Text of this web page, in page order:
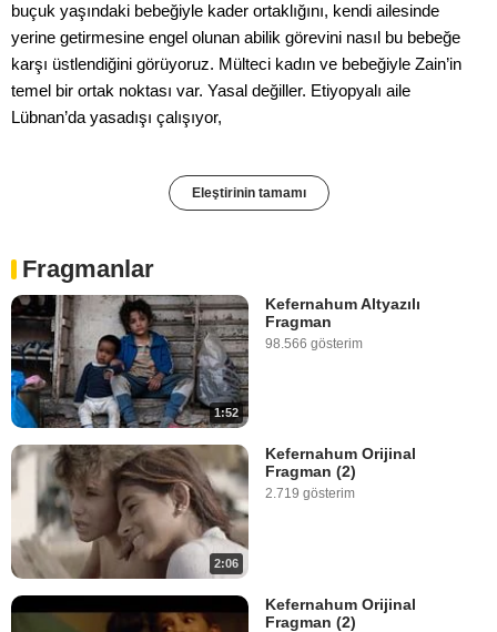
buçuk yaşındaki bebeğiyle kader ortaklığını, kendi ailesinde
yerine getirmesine engel olunan abilik görevini nasıl bu bebeğe
karşı üstlendiğini görüyoruz. Mülteci kadın ve bebeğiyle Zain’in
temel bir ortak noktası var. Yasal değiller. Etiyopyalı aile
Lübnan’da yasadışı çalışıyor,
Eleştirinin tamamı
Fragmanlar
1:52
Kefernahum Altyazılı
Fragman
98.566 gösterim
2:06
Kefernahum Orijinal
Fragman (2)
2.719 gösterim
Kefernahum Orijinal
Fragman (2)